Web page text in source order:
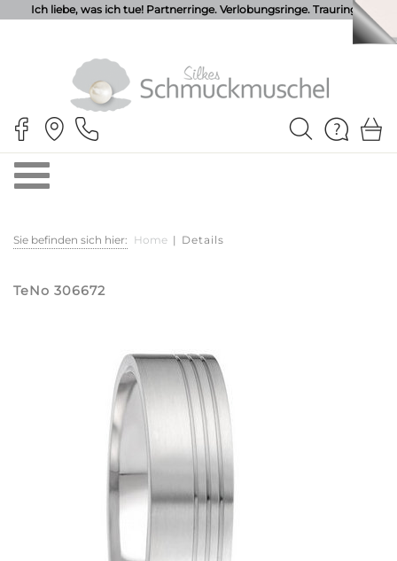
Ich liebe, was ich tue! Partnerringe. Verlobungsringe. Trauringe.
Sie befinden sich hier: Home | Details
TeNo 306672